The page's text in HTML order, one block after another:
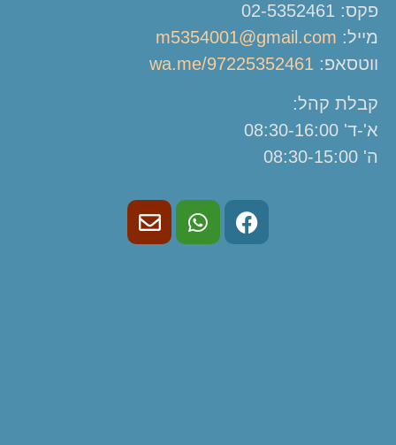
פקס: 02-5352461
מייל: m5354001@gmail.com
ווטסאפ: wa.me/97225352461
קבלת קהל:
א'-ד' 08:30-16:00
ה' 08:30-15:00